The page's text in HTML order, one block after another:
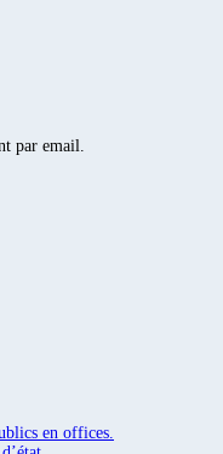
par email.
en offices.